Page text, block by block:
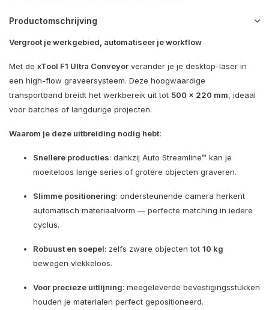
Productomschrijving
Vergroot je werkgebied, automatiseer je workflow
Met de xTool F1 Ultra Conveyor verander je je desktop-laser in
een high-flow graveersysteem. Deze hoogwaardige
transportband breidt het werkbereik uit tot 500 × 220 mm, ideaal
voor batches of langdurige projecten.
Waarom je deze uitbreiding nodig hebt:
Snellere producties: dankzij Auto Streamline™ kan je
moeiteloos lange series of grotere objecten graveren.
Slimme positionering: ondersteunende camera herkent
automatisch materiaalvorm — perfecte matching in iedere
cyclus.
Robuust en soepel: zelfs zware objecten tot 10 kg
bewegen vlekkeloos.
Voor precieze uitlijning: meegeleverde bevestigingsstukken
houden je materialen perfect gepositioneerd.